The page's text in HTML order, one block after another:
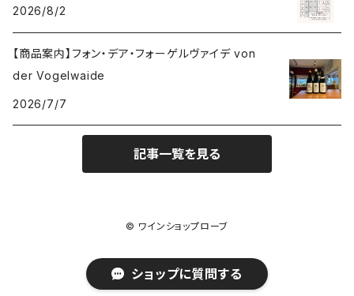
ピエール・ジェルベ
ベレッシュ・エ・フィス
カリフォルニア州
30,000円～39,999円
2026/8/2
【商品案内】フォン・デア・フォーゲルヴァイデ von
der Vogelwaide
2026/7/7
記事一覧を見る
© ワインショップローブ
ショップに質問する